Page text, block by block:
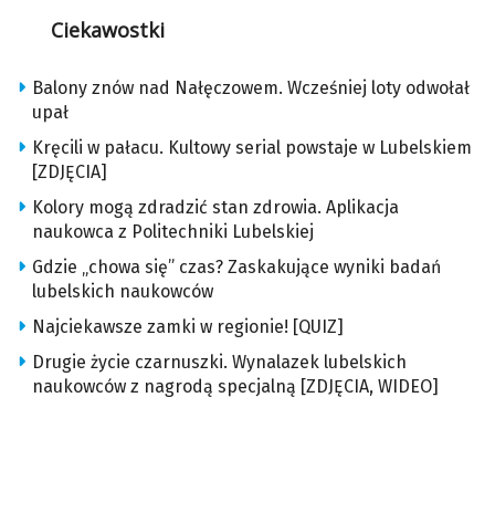
Ciekawostki
Balony znów nad Nałęczowem. Wcześniej loty odwołał
upał
Kręcili w pałacu. Kultowy serial powstaje w Lubelskiem
[ZDJĘCIA]
Kolory mogą zdradzić stan zdrowia. Aplikacja
naukowca z Politechniki Lubelskiej
Gdzie „chowa się” czas? Zaskakujące wyniki badań
lubelskich naukowców
Najciekawsze zamki w regionie! [QUIZ]
Drugie życie czarnuszki. Wynalazek lubelskich
naukowców z nagrodą specjalną [ZDJĘCIA, WIDEO]